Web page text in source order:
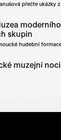
přečte
skupin
hudební
muzejní